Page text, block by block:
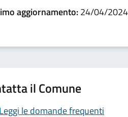
aggiornamento:24/04/
il Comune
le domande frequenti